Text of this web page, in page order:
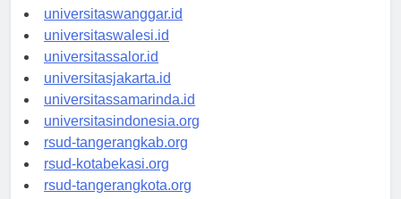
universitassorong.id
universitaswanggar.id
universitaswalesi.id
universitassalor.id
universitasjakarta.id
universitassamarinda.id
universitasindonesia.org
rsud-tangerangkab.org
rsud-kotabekasi.org